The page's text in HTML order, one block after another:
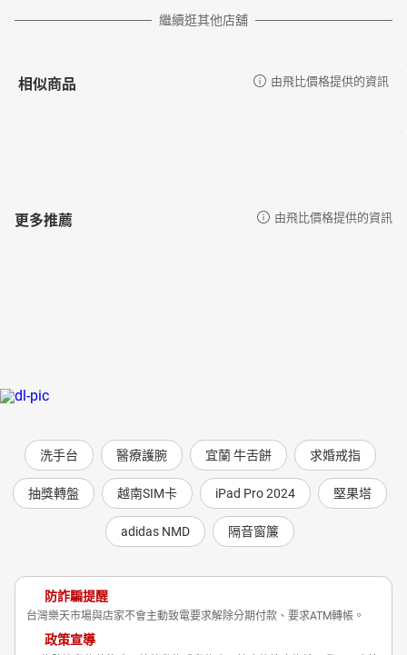
繼續逛其他店舖
相似商品 由飛比價格提供的資訊
更多推薦 由飛比價格提供的資訊
洗手台 醫療護腕 宜蘭 牛舌餅 求婚戒指
抽獎轉盤 越南SIM卡 iPad Pro 2024 堅果塔
adidas NMD 隔音窗簾
防詐騙提醒
台灣樂天市場與店家不會主動致電要求解除分期付款、要求ATM轉帳。
政策宣導